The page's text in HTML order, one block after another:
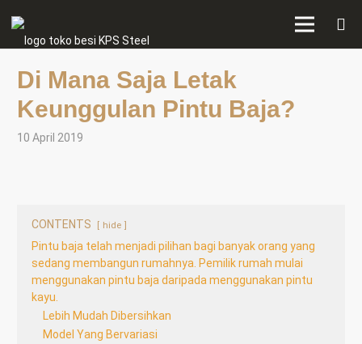
Di Mana Saja Letak
Keunggulan Pintu Baja?
10 April 2019
CONTENTS hide
Pintu baja telah menjadi pilihan bagi banyak orang yang
sedang membangun rumahnya. Pemilik rumah mulai
menggunakan pintu baja daripada menggunakan pintu
kayu.
Lebih Mudah Dibersihkan
Model Yang Bervariasi